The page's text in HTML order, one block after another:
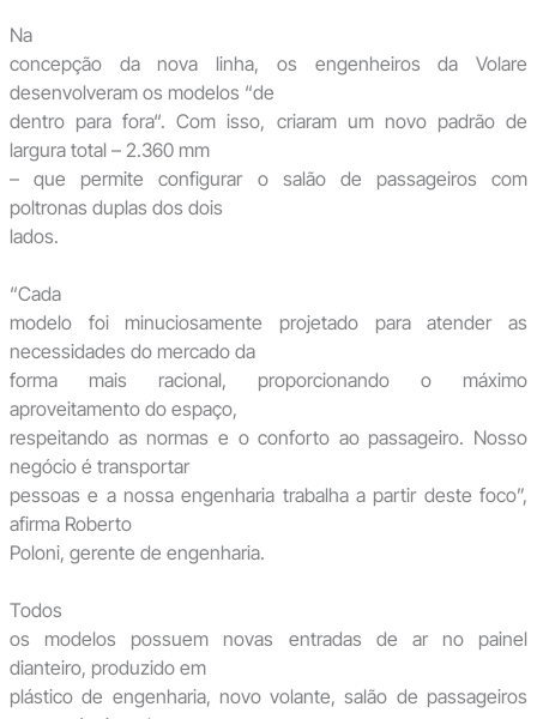
Na
concepção da nova linha, os engenheiros da Volare
desenvolveram os modelos “de
dentro para fora“. Com isso, criaram um novo padrão de
largura total – 2.360 mm
– que permite configurar o salão de passageiros com
poltronas duplas dos dois
lados.
“Cada
modelo foi minuciosamente projetado para atender as
necessidades do mercado da
forma mais racional, proporcionando o máximo
aproveitamento do espaço,
respeitando as normas e o conforto ao passageiro. Nosso
negócio é transportar
pessoas e a nossa engenharia trabalha a partir deste foco”,
afirma Roberto
Poloni, gerente de engenharia.
Todos
os modelos possuem novas entradas de ar no painel
dianteiro, produzido em
plástico de engenharia, novo volante, salão de passageiros